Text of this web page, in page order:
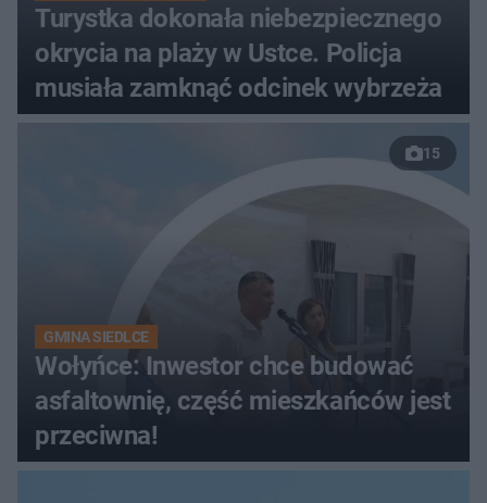
Turystka dokonała niebezpiecznego
okrycia na plaży w Ustce. Policja
musiała zamknąć odcinek wybrzeża
15
GMINA SIEDLCE
Wołyńce: Inwestor chce budować
asfaltownię, część mieszkańców jest
przeciwna!